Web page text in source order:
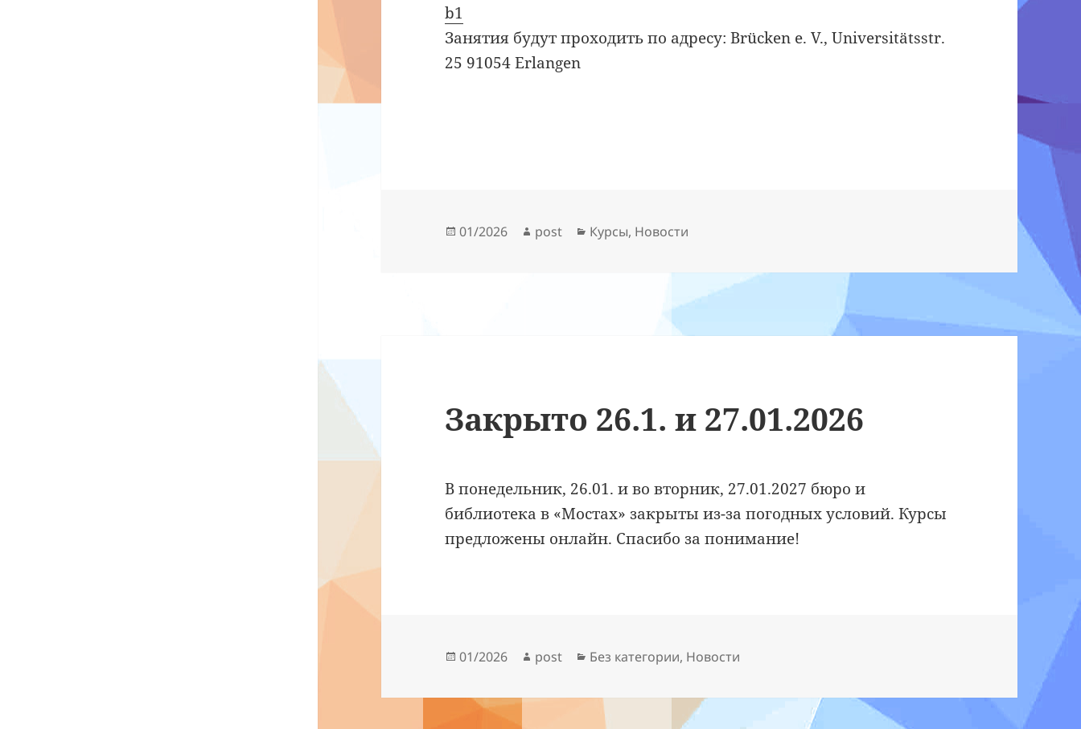
b1
Занятия будут проходить по адресу: Brücken e. V., Universitätsstr.
25 91054 Erlangen
Опубликовано
01/2026 Автор
post Рубрики
Курсы, Новости
Закрыто 26.1. и 27.01.2026
В понедельник, 26.01. и во вторник, 27.01.2027 бюро и
библиотека в «Мостах» закрыты из-за погодных условий. Курсы
предложены онлайн. Спасибо за понимание!
Опубликовано
01/2026 Автор
post Рубрики
Без категории, Новости